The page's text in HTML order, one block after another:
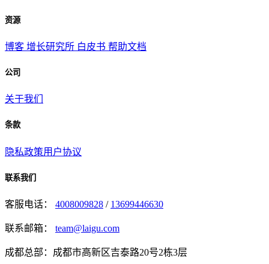
资源
博客 增长研究所 白皮书 帮助文档
公司
关于我们
条款
隐私政策用户协议
联系我们
客服电话： 4008009828 / 13699446630
联系邮箱： team@laigu.com
成都总部：成都市高新区吉泰路20号2栋3层